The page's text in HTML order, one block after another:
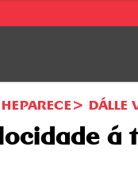
DÁLLE
á